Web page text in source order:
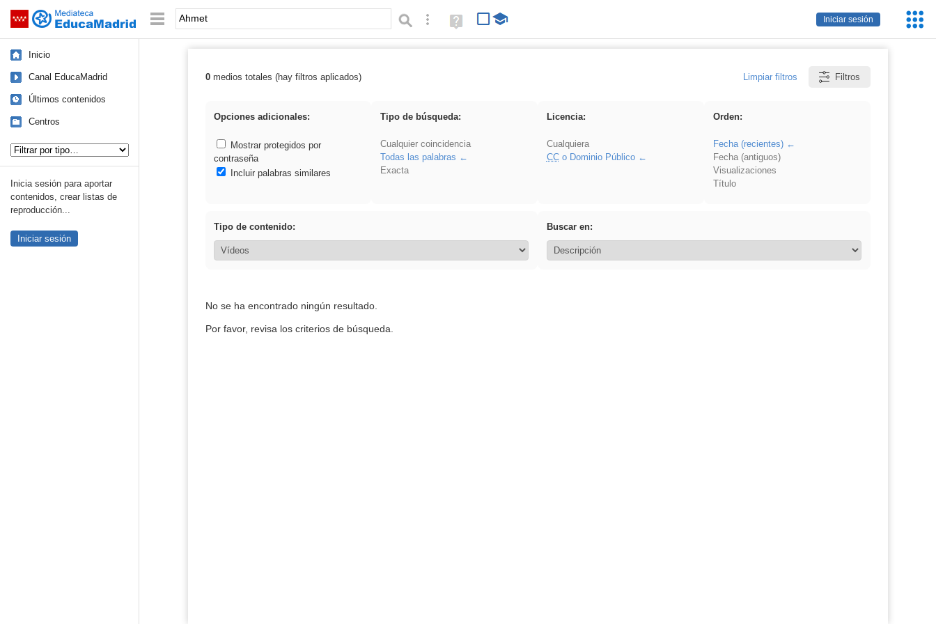
Saltar navegación
Iniciar sesión
Palabra o frase: Búsqueda avanzada
Ayuda
(en
Inicio
Canal EducaMadrid
Últimos contenidos
Centros
Inicia sesión para aportar
contenidos, crear listas de
reproducción...
Iniciar sesión
Resultados de: Ahmet
0medios totales (hay filtros aplicados) Limpiar filtros Filtros
Opciones adicionales:
Mostrar protegidos por
contraseña
Incluir palabras similares
Tipo de búsqueda:
Cualquier coincidencia
Todas las palabras
Exacta
Licencia:
Cualquiera
CCo Dominio Público
Orden:
Fecha (recientes)
Fecha (antiguos)
Visualizaciones
Título
Tipo de contenido: Buscar en:
No se ha encontrado ningún resultado.
Por favor, revisa los criterios de búsqueda.